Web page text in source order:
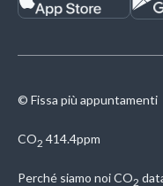
© Fissa più appuntamenti
CO2 414.4ppm
Perché siamo noiCO2